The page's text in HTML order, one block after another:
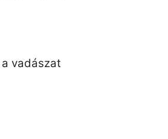
vadászat